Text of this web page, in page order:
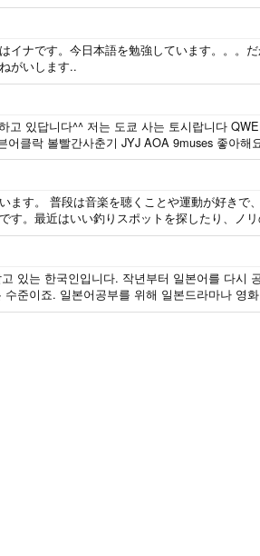
イナです。今日本語を勉強しています。。。
がいします..
고 있답니다^^ 저는 도쿄 사는 토시랍니다
어클락 볼빨간사춘기 JYJ AOA 9muses 좋아해
ます。 ​普段は音楽を聴くことや運動が好きで
す。最近はいい釣りスポットを探したり、ノ
있는 한국인입니다. 작년부터 일본어를 다시
준이죠. 일본어공부를 위해 일본드라마나 영